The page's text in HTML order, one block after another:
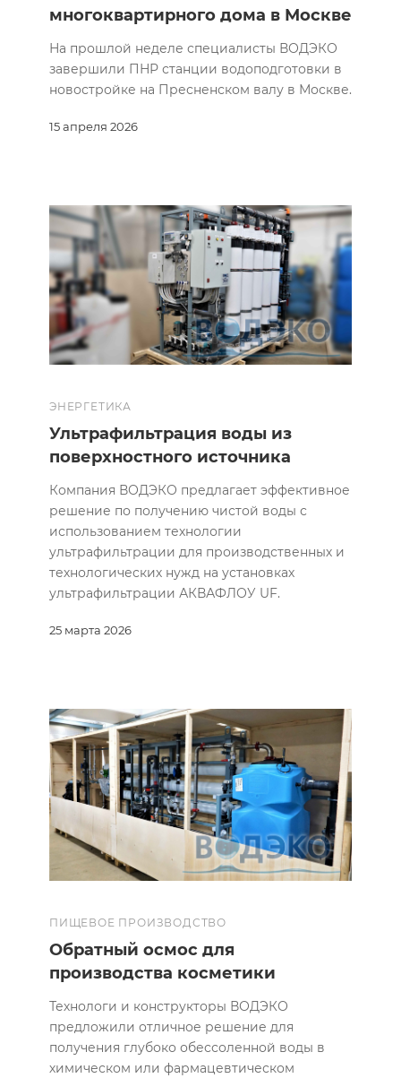
15 апреля 2026
многоквартирного дома в Москве
На прошлой неделе специалисты ВОДЭКО
завершили ПНР станции водоподготовки в
новостройке на Пресненском валу в Москве.
ЭНЕРГЕТИКА
25 марта 2026
Ультрафильтрация воды из
поверхностного источника
Компания ВОДЭКО предлагает эффективное
решение по получению чистой воды с
использованием технологии
ультрафильтрации для производственных и
технологических нужд на установках
ультрафильтрации АКВАФЛОУ UF.
ПИЩЕВОЕ ПРОИЗВОДСТВО
Обратный осмос для
производства косметики
Технологи и конструкторы ВОДЭКО
предложили отличное решение для
получения глубоко обессоленной воды в
химическом или фармацевтическом